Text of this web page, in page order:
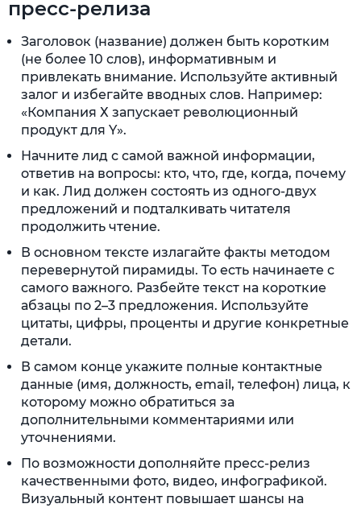
пресс-релиза
Заголовок (название) должен быть коротким
(не более 10 слов), информативным и
привлекать внимание. Используйте активный
залог и избегайте вводных слов. Например:
«Компания Х запускает революционный
продукт для Y».
Начните лид с самой важной информации,
ответив на вопросы: кто, что, где, когда, почему
и как. Лид должен состоять из одного-двух
предложений и подталкивать читателя
продолжить чтение.
В основном тексте излагайте факты методом
перевернутой пирамиды. То есть начинаете с
самого важного. Разбейте текст на короткие
абзацы по 2–3 предложения. Используйте
цитаты, цифры, проценты и другие конкретные
детали.
В самом конце укажите полные контактные
данные (имя, должность, email, телефон) лица, к
которому можно обратиться за
дополнительными комментариями или
уточнениями.
По возможности дополняйте пресс-релиз
качественными фото, видео, инфографикой.
Визуальный контент повышает шансы на